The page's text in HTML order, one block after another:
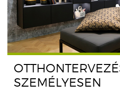
SZEMÉLYESEN